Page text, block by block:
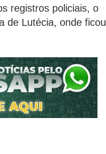
registros policiais, o
de Lutécia, onde ficou